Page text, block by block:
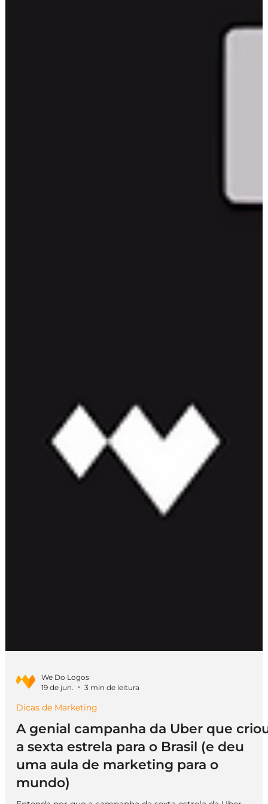
We Do Logos
19 de jun.
3 min de leitura
Dicas de Marketing
A genial campanha da Uber que
a sexta estrela para o Brasil (e deu
uma aula de marketing para o